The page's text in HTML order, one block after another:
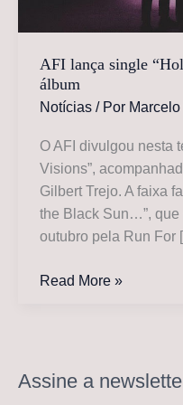
AFI lança single
álbum
Notícias / Por
O AFI divulgou nesta
Visions”,
Gilbert Trejo. A faixa
the Black Sun…”, que
outubro pela Run For
AFI
Visions”
e
Read More »
Assine a